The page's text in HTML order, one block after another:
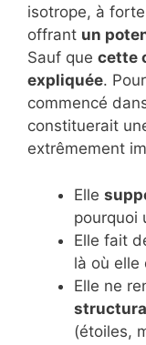
isotrope, à
offrant un
Sauf que cette
expliquée.
commencé
constituerait
extrêmement
Elle
pourquoi
Elle fait
là où
Elle ne
(étoiles,